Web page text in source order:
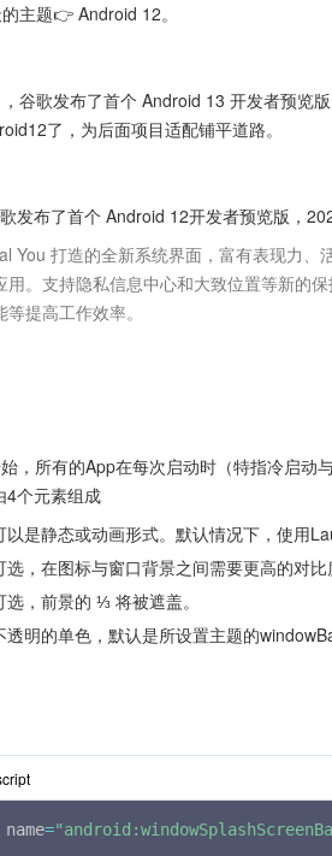
主题👉 Android 12。
谷歌发布了首个 Android 13 开发者预览
了，为后面项目适配铺平道路。
发布了首个 Android 12开发者预览版，
用。支持隐私信息中心和大致位置等新的
提高工作效率。
，所有的App在每次启动时（特指冷启动
4个元素组成
以是静态或动画形式。默认情况下，使用
选，在图标与窗口背景之间需要更高的对比
选，前景的 ⅓ 将被遮盖。
透明的单色，默认是所设置主题的
=